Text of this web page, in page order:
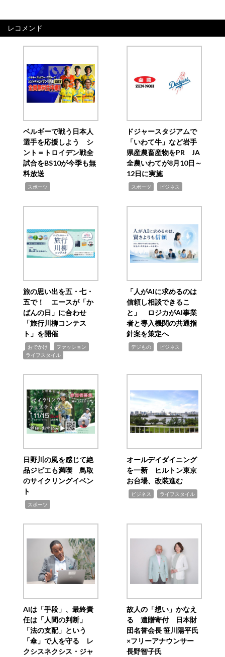
レコメンド
ベルギーで戦う日本人
選手を応援しよう シ
ント＝トロイデン戦全
試合をBS10が今季も無
料放送
スポーツ
ドジャースタジアムで
「いわて牛」など岩手
県産農畜産物をPR JA
全農いわてが8月10日～
12日に実施
スポーツ ビジネス
旅の思い出を五・七・
五で！ エースが「か
ばんの日」に合わせ
「旅行川柳コンテス
ト」を開催
おでかけ ファッション
ライフスタイル
「人がAIに求めるのは
信頼し相談できるこ
と」 ロジカがAI事業
者と導入機関の共通指
針案を策定へ
デジもの ビジネス
日野川の風を感じて絶
品ジビエも満喫 鳥取
のサイクリングイベン
ト
スポーツ
オールデイダイニング
を一新 ヒルトン東京
お台場、改装進む
ビジネス ライフスタイル
AIは「手段」、最終責
任は「人間の判断」
「法の支配」という
「傘」で人を守る レ
クシスネクシス・ジャ
故人の「想い」かなえ
る 遺贈寄付 日本財
団名誉会長 笹川陽平氏
×フリーアナウンサー
長野智子氏